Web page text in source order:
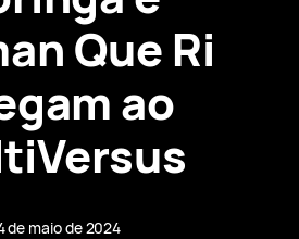
Que Ri
ao
de maio de 2024